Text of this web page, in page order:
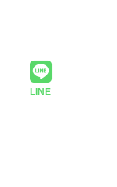
LINE